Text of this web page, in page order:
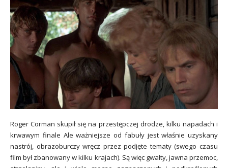
Roger Corman skupił się na przestępczej drodze, kilku napadach i
krwawym finale Ale ważniejsze od fabuły jest właśnie uzyskany
nastrój, obrazoburczy wręcz przez podjęte tematy (swego czasu
film był zbanowany w kilku krajach). Są więc gwałty, jawna przemoc,